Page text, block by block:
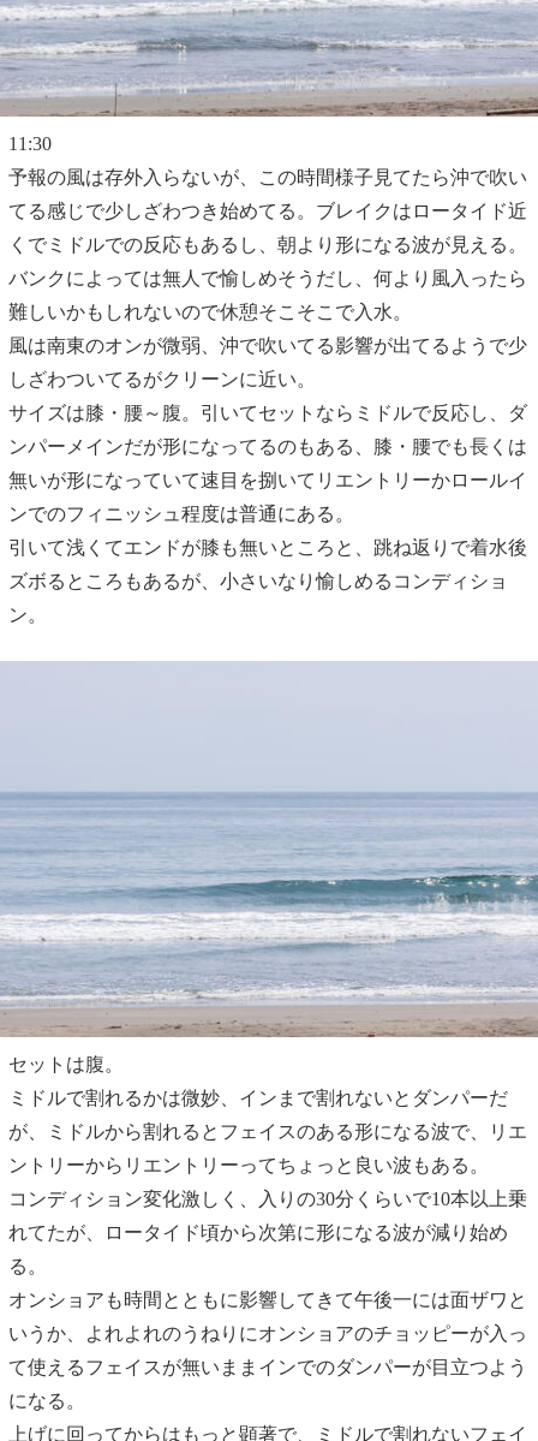
11:30
予報の風は存外入らないが、この時間様子見てたら沖で吹い
てる感じで少しざわつき始めてる。ブレイクはロータイド近
くでミドルでの反応もあるし、朝より形になる波が見える。
バンクによっては無人で愉しめそうだし、何より風入ったら
難しいかもしれないので休憩そこそこで入水。
風は南東のオンが微弱、沖で吹いてる影響が出てるようで少
しざわついてるがクリーンに近い。
サイズは膝・腰～腹。引いてセットならミドルで反応し、ダ
ンパーメインだが形になってるのもある、膝・腰でも長くは
無いが形になっていて速目を捌いてリエントリーかロールイ
ンでのフィニッシュ程度は普通にある。
引いて浅くてエンドが膝も無いところと、跳ね返りで着水後
ズボるところもあるが、小さいなり愉しめるコンディショ
ン。
セットは腹。
ミドルで割れるかは微妙、インまで割れないとダンパーだ
が、ミドルから割れるとフェイスのある形になる波で、リエ
ントリーからリエントリーってちょっと良い波もある。
コンディション変化激しく、入りの30分くらいで10本以上乗
れてたが、ロータイド頃から次第に形になる波が減り始め
る。
オンショアも時間とともに影響してきて午後一には面ザワと
いうか、よれよれのうねりにオンショアのチョッピーが入っ
て使えるフェイスが無いままインでのダンパーが目立つよう
になる。
上げに回ってからはもっと顕著で、ミドルで割れないフェイ